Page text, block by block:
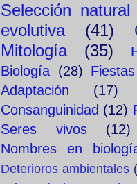
Selección natural
evolutiva
(41)
Mitología
(35)
Biología (28)
Adaptación
(17)
Consanguinidad (12)
Seres vivos
(12)
Nombres en
Deterioros ambientales